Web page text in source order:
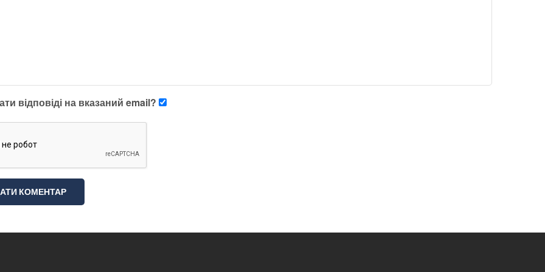
відповіді на вказаний email?